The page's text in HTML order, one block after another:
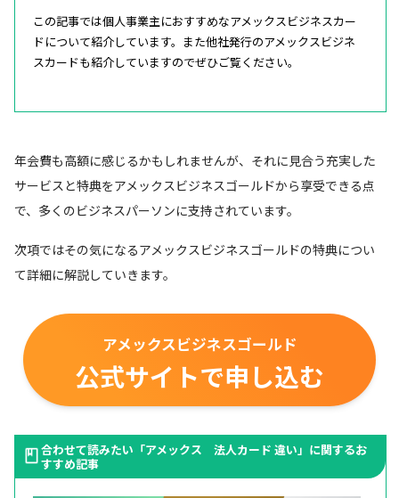
この記事では個人事業主におすすめなアメックスビジネスカー
ドについて紹介しています。また他社発行のアメックスビジネ
スカードも紹介していますのでぜひご覧ください。
年会費も高額に感じるかもしれませんが、それに見合う充実した
サービスと特典をアメックスビジネスゴールドから享受できる点
で、多くのビジネスパーソンに支持されています。
次項ではその気になるアメックスビジネスゴールドの特典につい
て詳細に解説していきます。
アメックスビジネスゴールド
公式サイトで申し込む
合わせて読みたい「アメックス 法人カード 違い」に関するお
すすめ記事